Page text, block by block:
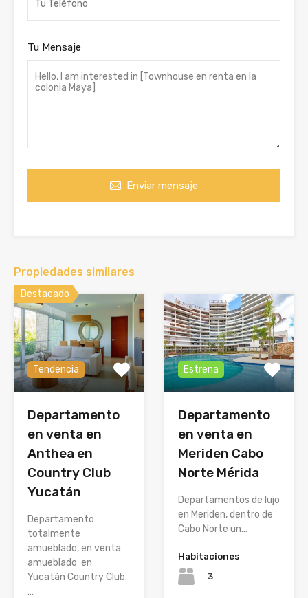
Tu Mensaje
Enviar mensaje
Propiedades similares
Destacado
Tendencia
Departamento
en venta en
Anthea en
Country Club
Yucatán
Departamento
totalmente
amueblado, en venta
amueblado en
Yucatán Country Club.
…
Estrena
Departamento
en venta en
Meriden Cabo
Norte Mérida
Departamentos de lujo
en Meriden, dentro de
Cabo Norte un…
Habitaciones
3